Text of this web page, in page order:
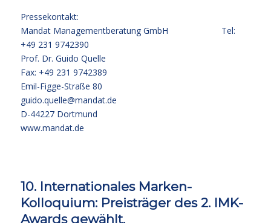
Pressekontakt:
Mandat Managementberatung GmbH Tel:
+49 231 9742390
Prof. Dr. Guido Quelle
Fax: +49 231 9742389
Emil-Figge-Straße 80
guido.quelle@mandat.de
D-44227 Dortmund
www.mandat.de
10. Internationales Marken-
Kolloquium: Preisträger des 2. IMK-
Awards gewählt.